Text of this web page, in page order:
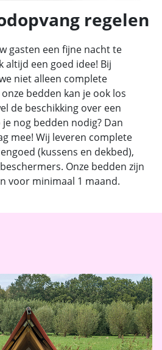
regelen
gasten een fijne nacht te
altijd een goed idee! Bij
niet alleen complete
bedden kan je ook los
de beschikking over een
nog bedden nodig? Dan
mee! Wij leveren complete
(kussens en dekbed),
Onze bedden zijn
voor minimaal 1 maand.